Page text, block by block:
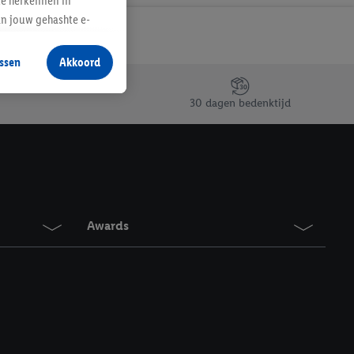
30 dagen bedenktijd
Awards
jouw gehashte e-
producten waarin je
te plaatsen
verschillende
kunnen worden
vergelijkbare
in te
Akkoord